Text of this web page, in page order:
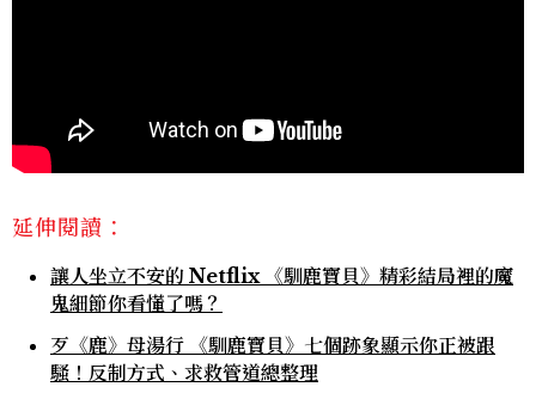
延伸閱讀：
讓人坐立不安的 Netflix 《馴鹿寶貝》精彩結局裡的魔
鬼細節你看懂了嗎？
歹《鹿》母湯行 《馴鹿寶貝》七個跡象顯示你正被跟
騷！反制方式、求救管道總整理